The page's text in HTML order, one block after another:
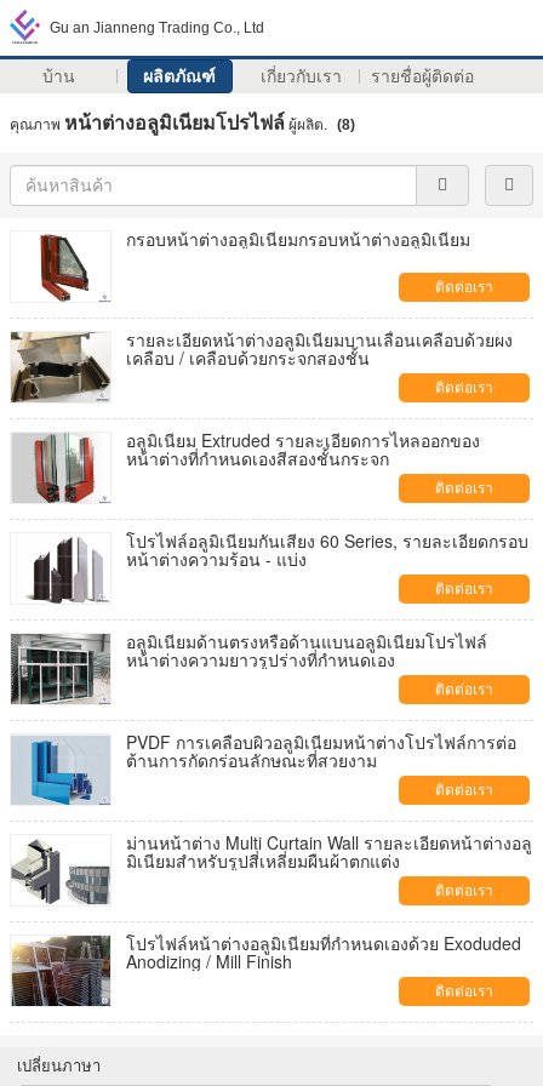
Gu an Jianneng Trading Co., Ltd
บ้าน ผลิตภัณฑ์ เกี่ยวกับเรา รายชื่อผู้ติดต่อ
คุณภาพ หน้าต่างอลูมิเนียมโปรไฟล์ ผู้ผลิต. (8)
กรอบหน้าต่างอลูมิเนียมกรอบหน้าต่างอลูมิเนียม
ติดต่อเรา
รายละเอียดหน้าต่างอลูมิเนียมบานเลื่อนเคลือบด้วยผง
เคลือบ / เคลือบด้วยกระจกสองชั้น
ติดต่อเรา
อลูมิเนียม Extruded รายละเอียดการไหลออกของ
หน้าต่างที่กำหนดเองสีสองชั้นกระจก
ติดต่อเรา
โปรไฟล์อลูมิเนียมกันเสียง 60 Series, รายละเอียดกรอบ
หน้าต่างความร้อน - แบ่ง
ติดต่อเรา
อลูมิเนียมด้านตรงหรือด้านแบนอลูมิเนียมโปรไฟล์
หน้าต่างความยาวรูปร่างที่กำหนดเอง
ติดต่อเรา
PVDF การเคลือบผิวอลูมิเนียมหน้าต่างโปรไฟล์การต่อ
ต้านการกัดกร่อนลักษณะที่สวยงาม
ติดต่อเรา
ม่านหน้าต่าง Multi Curtain Wall รายละเอียดหน้าต่างอลู
มิเนียมสำหรับรูปสี่เหลี่ยมผืนผ้าตกแต่ง
ติดต่อเรา
โปรไฟล์หน้าต่างอลูมิเนียมที่กำหนดเองด้วย Exoduded
Anodizing / Mill Finish
ติดต่อเรา
เปลี่ยนภาษา